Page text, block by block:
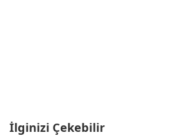
İlginizi Çekebilir